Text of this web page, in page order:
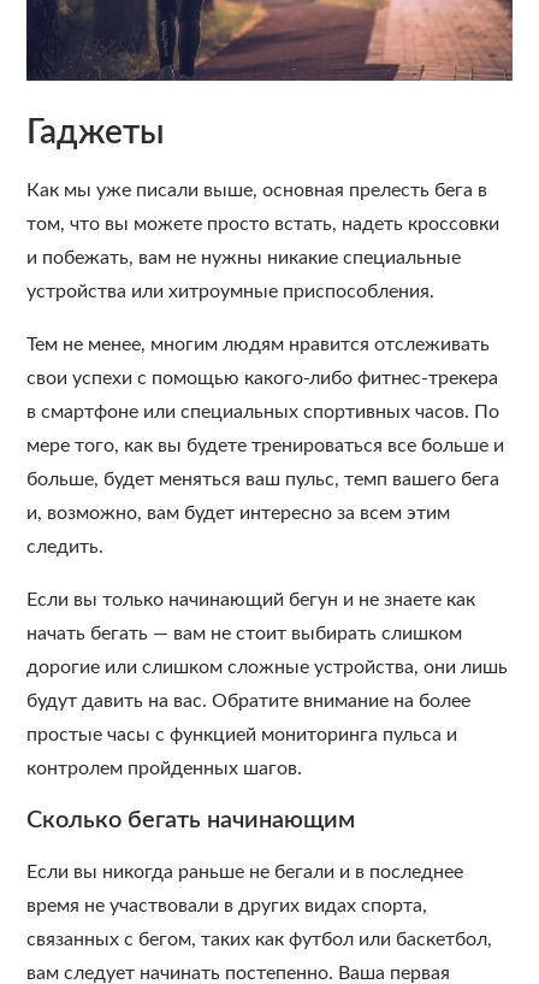
Гаджеты
Как мы уже писали выше, основная прелесть бега в
том, что вы можете просто встать, надеть кроссовки
и побежать, вам не нужны никакие специальные
устройства или хитроумные приспособления.
Тем не менее, многим людям нравится отслеживать
свои успехи с помощью какого-либо фитнес-трекера
в смартфоне или специальных спортивных часов. По
мере того, как вы будете тренироваться все больше и
больше, будет меняться ваш пульс, темп вашего бега
и, возможно, вам будет интересно за всем этим
следить.
Если вы только начинающий бегун и не знаете как
начать бегать — вам не стоит выбирать слишком
дорогие или слишком сложные устройства, они лишь
будут давить на вас. Обратите внимание на более
простые часы с функцией мониторинга пульса и
контролем пройденных шагов.
Сколько бегать начинающим
Если вы никогда раньше не бегали и в последнее
время не участвовали в других видах спорта,
связанных с бегом, таких как футбол или баскетбол,
вам следует начинать постепенно. Ваша первая